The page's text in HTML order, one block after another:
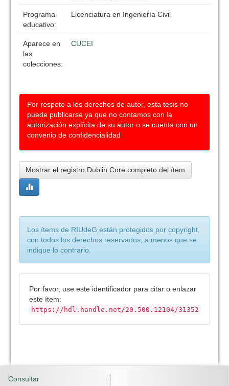
Programa
educativo:
Licenciatura en Ingeniería Civil
Aparece en
las
colecciones:
CUCEI
Por respeto a los derechos de autor, esta tesis no
puede publicarse ya que no contamos con la
autorización explícita de su autor o se cuenta con un
convenio de confidencialidad
Mostrar el registro Dublin Core completo del ítem
Los ítems de RIUdeG están protegidos por copyright,
con todos los derechos reservados, a menos que se
indique lo contrario.
Por favor, use este identificador para citar o enlazar
este ítem:
https://hdl.handle.net/20.500.12104/31352
Consultar